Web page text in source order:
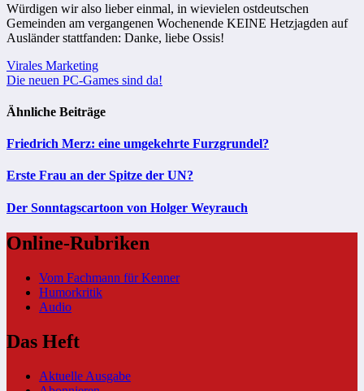
Würdigen wir also lieber einmal, in wievielen ostdeutschen
Gemeinden am vergangenen Wochenende KEINE Hetzjagden auf
Ausländer stattfanden: Danke, liebe Ossis!
Beitragsnavigation
Virales Marketing
Die neuen PC-Games sind da!
Ähnliche Beiträge
Friedrich Merz: eine umgekehrte Furzgrundel?
Erste Frau an der Spitze der UN?
Der Sonntagscartoon von Holger Weyrauch
Online-Rubriken
Vom Fachmann für Kenner
Humorkritik
Audio
Das Heft
Aktuelle Ausgabe